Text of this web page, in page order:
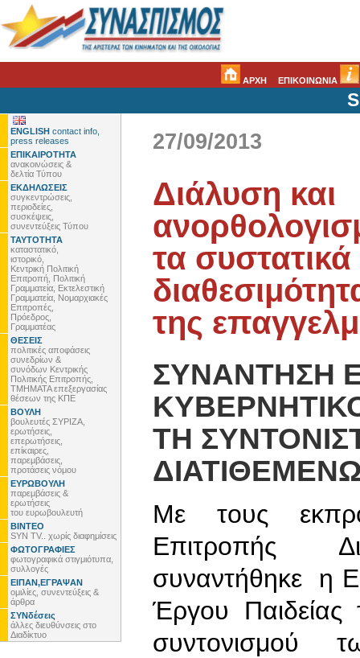
ΑΡΧΗ ΕΠΙΚΟΙΝΩΝΙΑ
ENGLISH contact info,
press releases
ΕΠΙΚΑΙΡΟΤΗΤΑ
ανακοινώσεις &
δελτία Τύπου
ΕΚΔΗΛΩΣΕΙΣ
συγκεντρώσεις,
περιοδείες,
συσκέψεις,
συνεντεύξεις Τύπου
ΤΑΥΤΟΤΗΤΑ
καταστατικό,
ιστορικό,
Κεντρική Πολιτική
Επιτροπή, Πολιτική
Γραμματεία, Εκτελεστική
Γραμματεία, Νομαρχιακές
Επιτροπές,
Πρόεδρος,
Γραμματέας
ΘΕΣΕΙΣ
πολιτικές αποφάσεις
συνεδρίων &
συνόδων Κεντρικής
Πολιτικής Επιτροπής,
ΤΜΗΜΑΤΑ επεξεργασίας
θέσεων της ΚΠΕ
ΒΟΥΛΗ
βουλευτές ΣΥΡΙΖΑ,
ερωτήσεις,
επερωτήσεις,
επίκαιρες,
παρεμβάσεις,
προτάσεις νόμου
ΕΥΡΩΒΟΥΛΗ
παρεμβάσεις &
ερωτήσεις
του ευρωβουλευτή
ΒΙΝΤΕΟ
SYN TV.. χωρίς διαφημίσεις
ΦΩΤΟΓΡΑΦΙΕΣ
φωτογραφικά στιγμιότυπα,
συλλογές
ΕΙΠΑΝ,ΕΓΡΑΨΑΝ
ομιλίες, συνεντεύξεις &
άρθρα
ΣΥΝδέσεις
άλλες διευθύνσεις στο
Διαδίκτυο
27/09/2013
Διάλυση και
τα
της
ΣΥΝΑΝΤΗΣΗ
ΤΗ
Με τους
Επιτροπής
συναντήθηκε η
Έργου
συντονισμού